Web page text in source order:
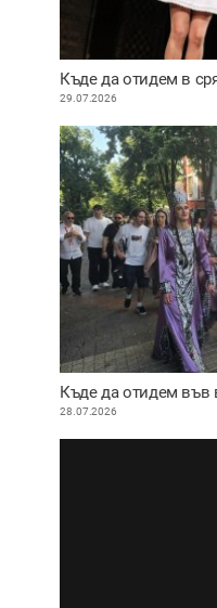
Къде да отидем в
29.07.2026
Къде да отидем във
28.07.2026